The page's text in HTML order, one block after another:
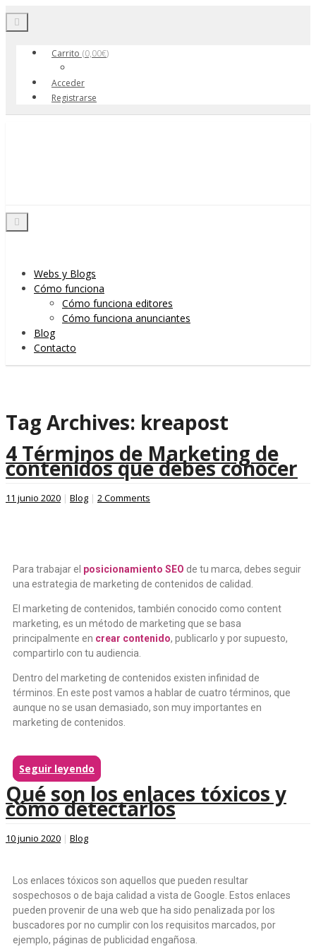
Toggle navigation
Carrito (0,00€)
Acceder
Registrarse
Menu
Skip to content
Toggle navigation
Webs y Blogs
Cómo funciona
Cómo funciona editores
Cómo funciona anunciantes
Blog
Contacto
Tag Archives: kreapost
4 Términos de Marketing de
contenidos que debes conocer
11 junio 2020 | Blog | 2 Comments
Para trabajar el posicionamiento SEO de tu marca, debes seguir
una estrategia de marketing de contenidos de calidad.
El marketing de contenidos, también conocido como content
marketing, es un método de marketing que se basa
principalmente en crear contenido, publicarlo y por supuesto,
compartirlo con tu audiencia.
Dentro del marketing de contenidos existen infinidad de
términos. En este post vamos a hablar de cuatro términos, que
aunque no se usan demasiado, son muy importantes en
marketing de contenidos.
Seguir leyendo
Qué son los enlaces tóxicos y
cómo detectarlos
10 junio 2020 | Blog
Los enlaces tóxicos son aquellos que pueden resultar
sospechosos o de baja calidad a vista de Google. Estos enlaces
pueden provenir de una web que ha sido penalizada por los
buscadores por no cumplir con los requisitos marcados, por
ejemplo, páginas de publicidad engañosa.